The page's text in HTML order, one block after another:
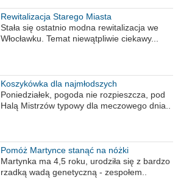
Rewitalizacja Starego Miasta
Stała się ostatnio modna rewitalizacja we
Włocławku. Temat niewątpliwie ciekawy...
Koszykówka dla najmłodszych
Poniedziałek, pogoda nie rozpieszcza, pod
Halą Mistrzów typowy dla meczowego dnia..
Pomóż Martynce stanąć na nóżki
Martynka ma 4,5 roku, urodziła się z bardzo
rzadką wadą genetyczną - zespołem..